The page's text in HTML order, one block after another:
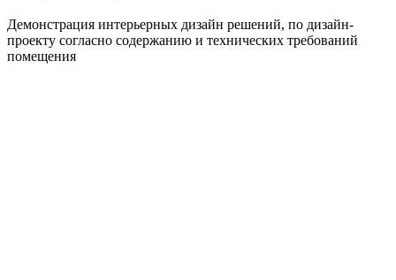
Демонстрация интерьерных дизайн решений, по дизайн-
проекту согласно содержанию и технических требований
помещения